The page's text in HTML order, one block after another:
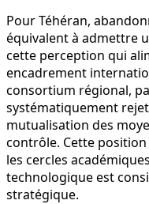
Pour Téhéran,
équivalent à admettre
cette perception qui
encadrement
consortium régional,
systématiquement
mutualisation des
contrôle. Cette
les cercles
technologique est
stratégique.